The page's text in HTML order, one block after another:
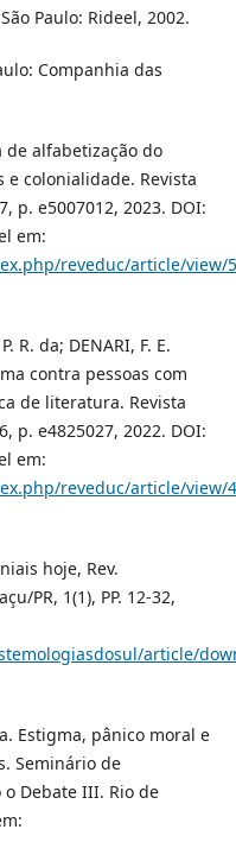
Paulo: Rideel, 2002.
Companhia das
de alfabetização do
colonialidade. Revista
p. e5007012, 2023. DOI:
em:
reveduc/article/view/
R. da; DENARI, F. E.
contra pessoas com
de literatura. Revista
p. e4825027, 2022. DOI:
em:
reveduc/article/view/
hoje, Rev.
PR, 1(1), PP. 12-32,
article/
Estigma, pânico moral e
Seminário de
Debate III. Rio de